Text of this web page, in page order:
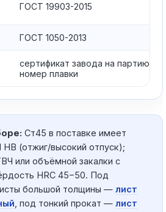
ГОСТ 19903-2015
ГОСТ 1050-2013
сертификат завода на партию,
номер плавки
Ст45 в поставке имеет
HB (отжиг/высокий отпуск);
или объёмной закалки с
HRC 45−50. Под
большой толщины — лист
, под тонкий прокат — лист